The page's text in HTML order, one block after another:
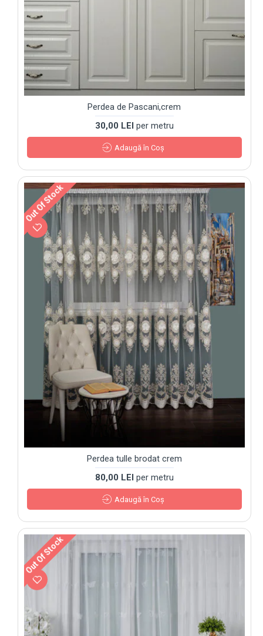
Perdea de Pascani,crem
30,00 LEI per metru
Adaugă în Coş
Out Of Stock
Perdea tulle brodat crem
80,00 LEI per metru
Adaugă în Coş
Out Of Stock